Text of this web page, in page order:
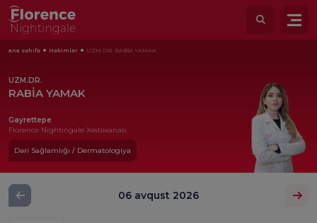
ana səhifə Həkimlər UZM.DR. RABİA YAMAK
UZM.DR.
RABİA YAMAK
Gayrettepe
Florence Nightingale Xəstəxanası
Dəri Sağlamlığı / Dermatologiya
06 avqust 2026